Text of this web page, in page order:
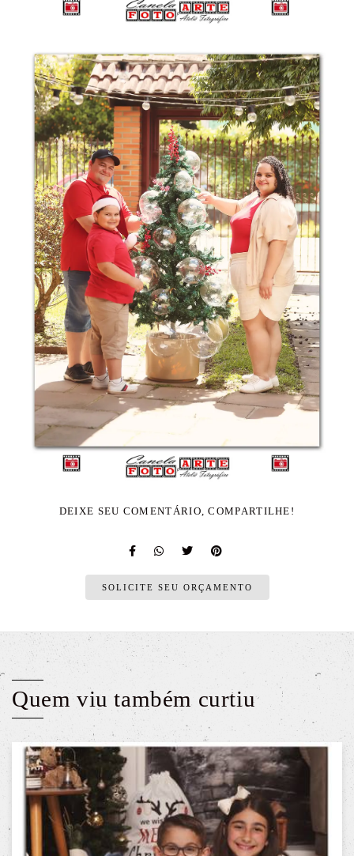
DEIXE SEU COMENTÁRIO, COMPARTILHE!
SOLICITE SEU ORÇAMENTO
Quem viu também curtiu